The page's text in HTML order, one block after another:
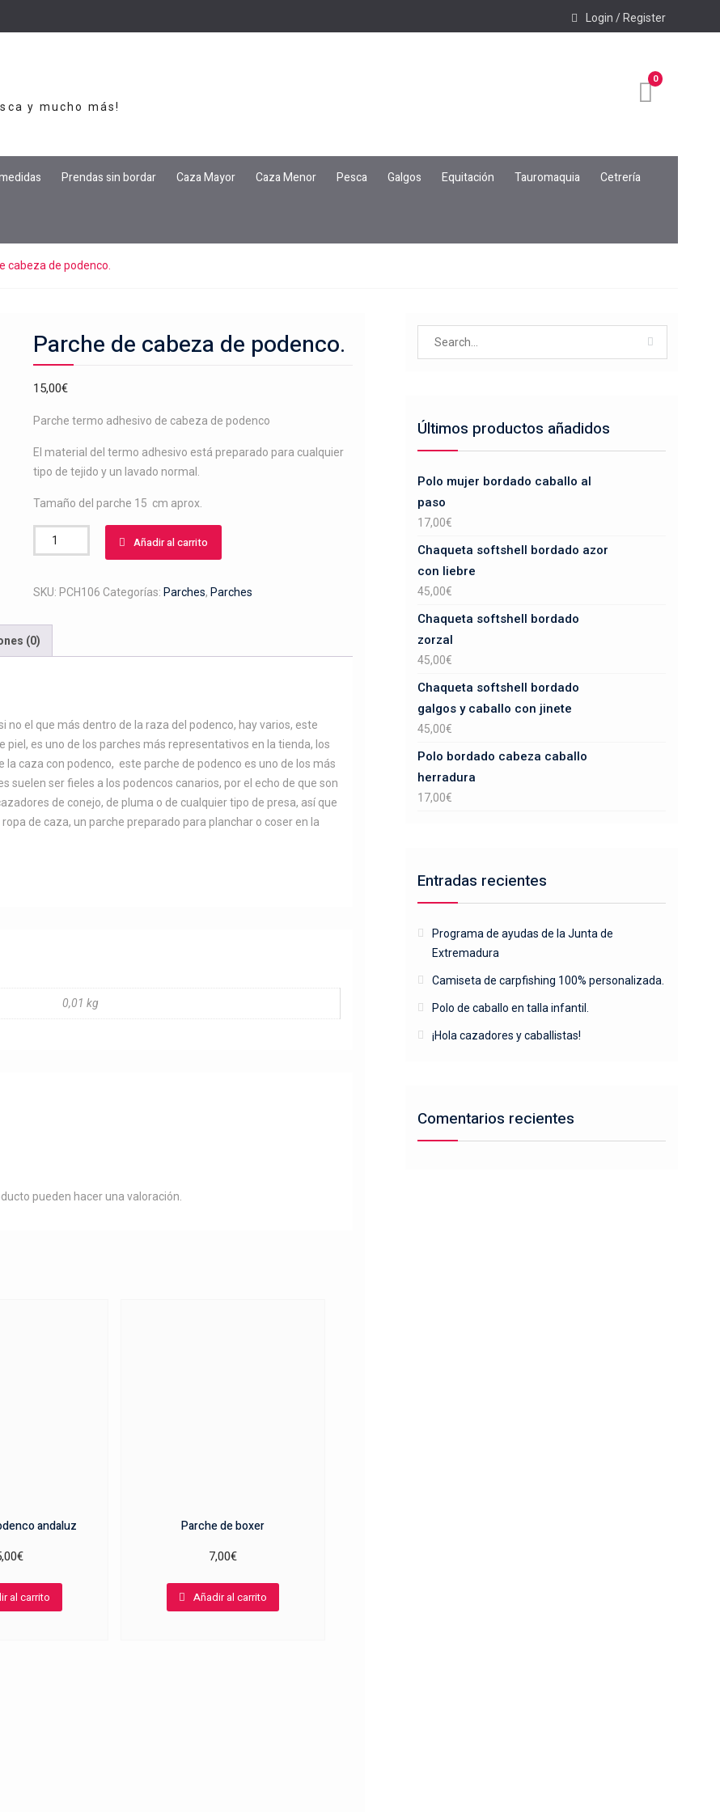
Login / Register
y mucho más!
0
Prendas sin bordar Caza Mayor Caza Menor Pesca Galgos Equitación Tauromaquia Cetrería
cabeza de podenco.
Parche de cabeza de podenco.
15,00€
Parche termo adhesivo de cabeza de podenco
El material del termo adhesivo está preparado para cualquier
tipo de tejido y un lavado normal.
Tamaño del parche 15 cm aprox.
Parche
de
de
Añadir al carrito
SKU: PCH106 Categorías: Parches, Parches
(0)
no el que más dentro de la raza del podenco, hay varios, este
es uno de los parches más representativos en la tienda, los
caza con podenco, este parche de podenco es uno de los más
suelen ser fieles a los podencos canarios, por el echo de que son
de conejo, de pluma o de cualquier tipo de presa, así que
de caza, un parche preparado para planchar o coser en la
0,01 kg
pueden hacer una valoración.
andaluz
€
al carrito
Parche de boxer
7,00€
Añadir al carrito
Últimos productos añadidos
Polo mujer bordado caballo al
paso
17,00€
Chaqueta softshell bordado azor
con liebre
45,00€
Chaqueta softshell bordado
zorzal
45,00€
Chaqueta softshell bordado
galgos y caballo con jinete
45,00€
Polo bordado cabeza caballo
herradura
17,00€
Entradas recientes
Programa de ayudas de la Junta de
Extremadura
Camiseta de carpfishing 100% personalizada.
Polo de caballo en talla infantil.
¡Hola cazadores y caballistas!
Comentarios recientes